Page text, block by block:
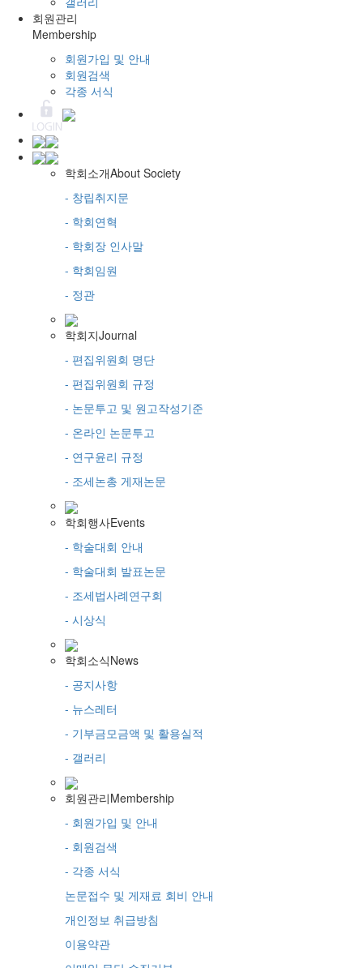
회원관리
Membership
회원가입 및 안내
회원검색
각종 서식
학회소개About Society
- 창립취지문
- 학회연혁
- 학회장 인사말
- 학회임원
- 정관
학회지Journal
- 편집위원회 명단
- 편집위원회 규정
- 논문투고 및 원고작성기준
- 온라인 논문투고
- 연구윤리 규정
- 조세논총 게재논문
학회행사Events
- 학술대회 안내
- 학술대회 발표논문
- 조세법사례연구회
- 시상식
학회소식News
- 공지사항
- 뉴스레터
- 기부금모금액 및 활용실적
- 갤러리
회원관리Membership
- 회원가입 및 안내
- 회원검색
- 각종 서식
논문접수 및 게재료 회비 안내
개인정보 취급방침
이용약관